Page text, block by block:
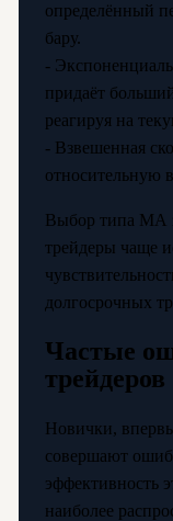
определённый
бару.
-
придаёт
реагируя на
- Взвешенная
относительную
Выбор типа МА
трейдеры чаще
долгосрочных
Частые
трейдеров
Новички,
совершают
эффективность
наиболее